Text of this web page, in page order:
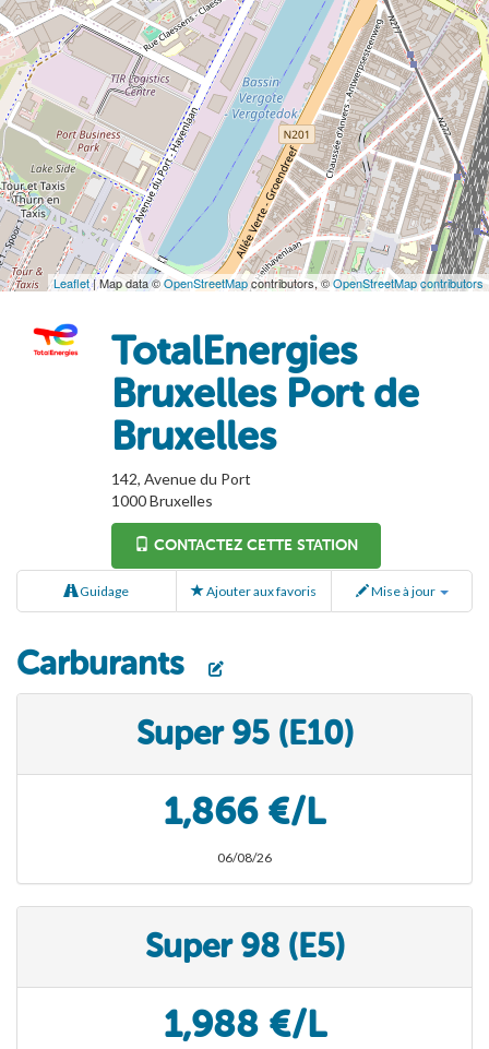
Leaflet| Map data ©OpenStreetMapcontributors, ©OpenStreetMap contributors
TotalEnergies
Bruxelles Port de
Bruxelles
142, Avenue du Port
1000Bruxelles
CONTACTEZ CETTE STATION
Guidage Ajouter aux favoris Mise à jour
Carburants
Super 95 (E10)
1,866 €/L
06/08/26
Super 98 (E5)
1,988 €/L